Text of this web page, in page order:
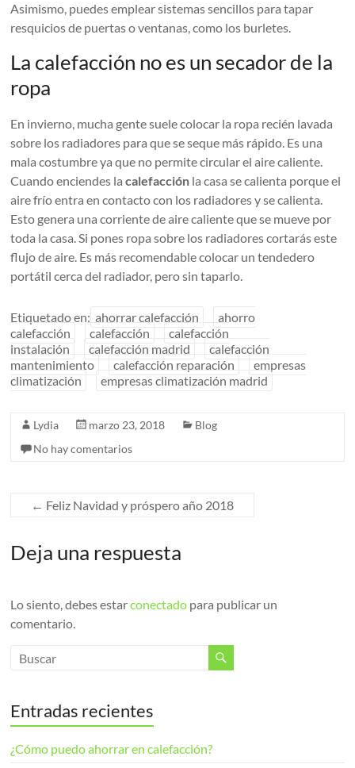
Asimismo, puedes emplear sistemas sencillos para tapar
resquicios de puertas o ventanas, como los burletes.
La calefacción no es un secador de la
ropa
En invierno, mucha gente suele colocar la ropa recién lavada
sobre los radiadores para que se seque más rápido. Es una
mala costumbre ya que no permite circular el aire caliente.
Cuando enciendes lacalefacción la casa se calienta porque el
aire frío entra en contacto con los radiadores y se calienta.
Esto genera una corriente de aire caliente que se mueve por
toda la casa.Si pones ropa sobre los radiadores cortarás este
flujo de aire. Es más recomendable colocar un tendedero
portátil cerca del radiador, pero sin taparlo.
Etiquetado en: ahorrar calefacción
ahorro
calefacción
calefacción
calefacción
instalación
calefacción madrid
calefacción
mantenimiento
calefacción reparación
empresas
climatización
empresas climatización madrid
Lydia marzo 23, 2018
Blog
No hay comentarios
← Feliz Navidad y próspero año 2018
Deja una respuesta
Lo siento, debes estarconectado para publicar un
comentario.
Entradas recientes
¿Cómo puedo ahorrar en calefacción?